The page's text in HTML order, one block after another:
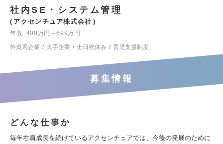
社内SE・システム管理
アクセンチュア株式会社
年収
400万円～699万円
外資系企業
大手企業 土日祝休み 育児支援制度
募集情報
どんな仕事か
毎年右肩成長を続けているアクセンチュアでは、今後の発展のために